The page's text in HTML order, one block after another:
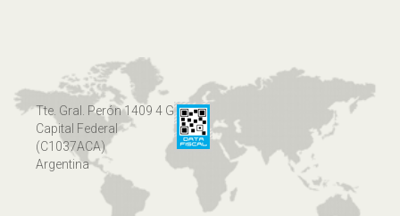
Tte. Gral. Perón 1409 4 G
Capital Federal
(C1037ACA)
Argentina